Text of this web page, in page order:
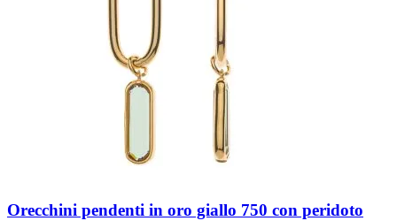
Orecchini pendenti in oro giallo 750 con peridoto